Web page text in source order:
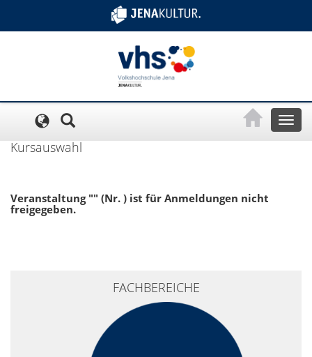
Toggle
Kursauswahl
Veranstaltung "" (Nr. ) ist für Anmeldungen nicht
freigegeben.
FACHBEREICHE